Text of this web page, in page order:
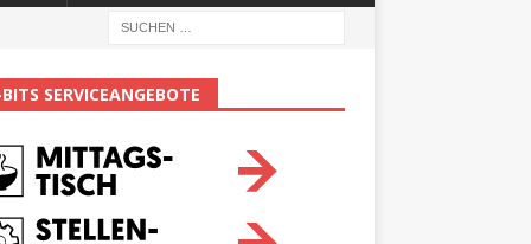
SERVICEANGEBOTE